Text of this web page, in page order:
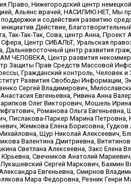
Нижегородский центр
Альянс врачей, НАСИЛИЮ.НЕТ, Мы
и содействия развитию
Действие,
Так-Так-Так, Сова, центр Анна,
Центр СИБАЛЬТ, Уральская
Дальневосточный центр развития
ЧЕЛОВЕКА, Центр развития
Защиты Прав Средств Массовой
Гражданский контроль, Человек
Развития Свободы Информации,
Сергей Владимирович,
Евгеньевна, Ривина Анна
Олег Викторович, Мошель
Романова Ольга
Пислакова-Паркер Марина
Жемкова Елена Борисовна,
Щур Николай Алексеевич,
Валентина Дмитриевна,
Светлана Алексеевна, Закс
Свечников Анатолий
Сергей Маркович,
Евгеньевна, Смирнов
Мара Федоровна, Резник Генри